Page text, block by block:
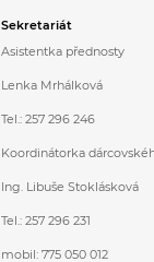
Sekretariát
Asistentka přednosty
Lenka Mrhálková
Tel.: 257 296 246
Koordinátorka
Ing. Libuše Stoklásková
Tel.: 257 296 231
mobil: 775 050 012